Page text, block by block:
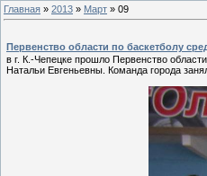
Главная » 2013 » Март » 09
Первенство области по баскетболу
в г. К.-Чепецке прошло Первенство
Натальи Евгеньевны. Команда города